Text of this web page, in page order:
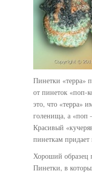
Пинетки «терра»
от пинеток «поп-
это, что «терра»
голенища, а «поп
Красивый
пинеткам
Хороший образец
Пинетки, в